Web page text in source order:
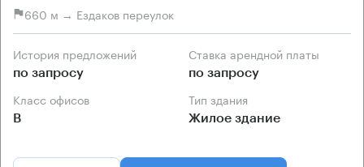
660 м → Ездаков переулок
История предложений
по запросу
Ставка арендной платы
по запросу
Класс офисов
B
Тип здания
Жилое здание